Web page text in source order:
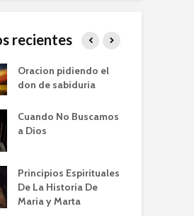
recientes
Oracion pidiendo el
don de sabiduria
Cuando No Buscamos
a Dios
Principios Espirituales
De La Historia De
Maria y Marta